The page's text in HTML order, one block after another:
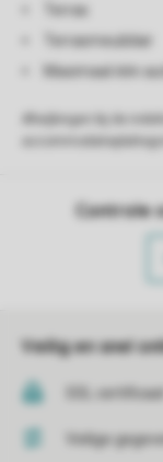
Terras
Terrasmeubilair
Maximaal één
Controle
Veilig en snel
SSL certificaat
Veilige